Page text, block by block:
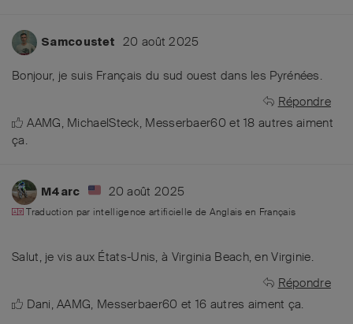
Samcoustet 20 août 2025
Bonjour, je suis Français du sud ouest dans les Pyrénées.
Répondre
AAMG, MichaelSteck, Messerbaer60 et18 autres aiment
ça.
M4arc 20 août 2025
Traduction par intelligence artificielle de Anglais en Français
Salut, je vis aux États-Unis, à Virginia Beach, en Virginie.
Répondre
Dani,AAMG, Messerbaer60 et 16 autres aiment ça.